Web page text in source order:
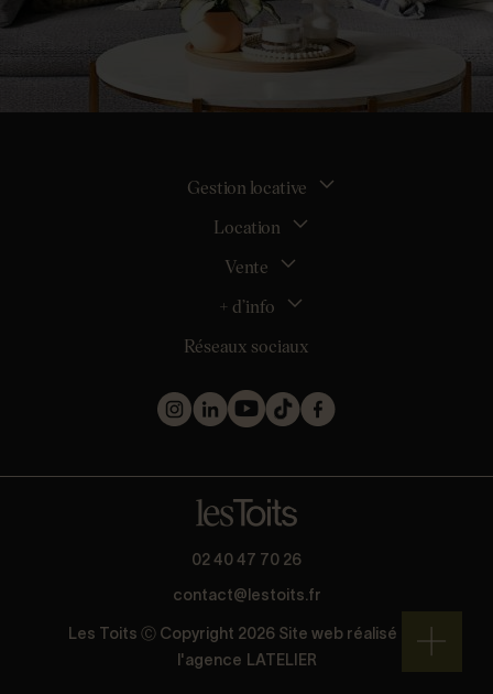
Gestion locative
La gestion locative
Location
Tous nos biens en location
Location appartement Saint-Sébastien-sur-Loire
Location maison Clisson (44190)
Location maison Rezé (44400)
Vente
Estimer mon bien
Maison Carquefou (44470)
Maison Couëron (44220)
Appartement Saint-Herblain (44800)
+ d’info
Inscription
Nos métiers
Les projets d’achat
Mentions légales
Politique de confidentialité
Barème
* Collecte d’avis conforme à la norme AFNOR NF ISO 20488 via
Réseaux sociaux
02 40 47 70 26
contact@lestoits.fr
Les Toits Ⓒ Copyright 2026 Site web réalisé par
l'agence LATELIER